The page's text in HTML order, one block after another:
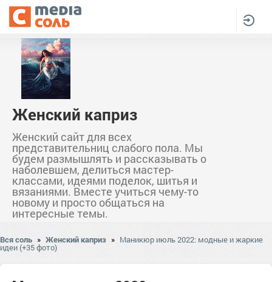
Женский каприз
Женский сайт для всех
представительниц слабого пола. Мы
будем размышлять и рассказывать о
наболевшем, делиться мастер-
классами, идеями поделок, шитья и
вязаниями. Вместе учиться чему-то
новому и просто общаться на
интересные темы.
Вся соль » Женский каприз » Маникюр июль 2022: модные и жаркие
идеи (+35 фото)